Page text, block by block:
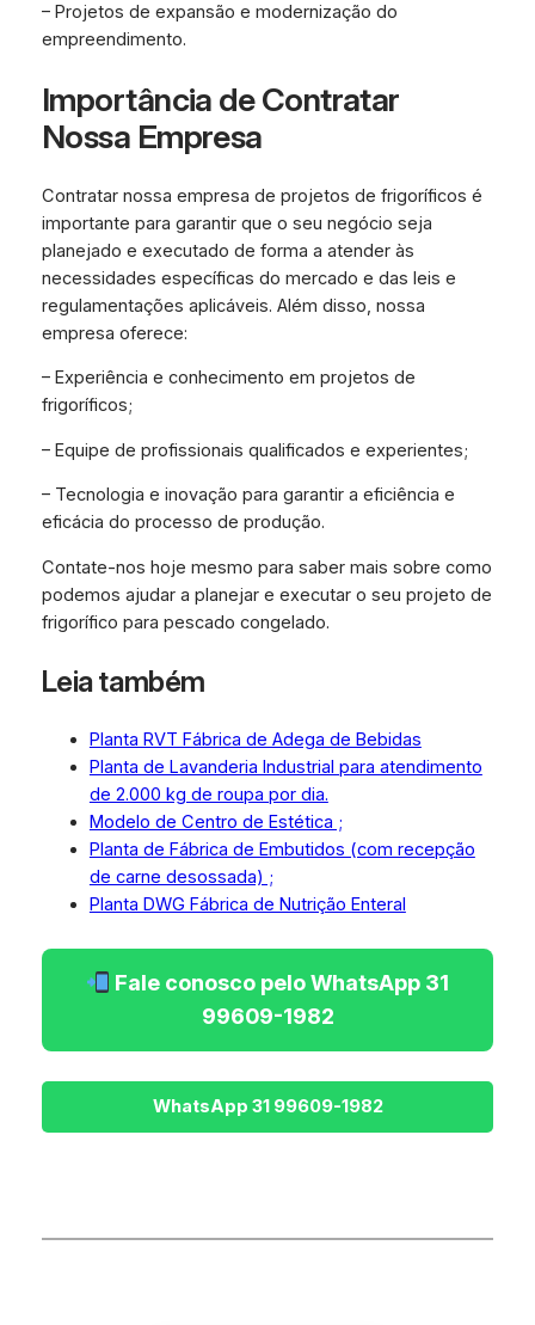
– Projetos de expansão e modernização do
empreendimento.
Importância de Contratar
Nossa Empresa
Contratar nossa empresa de projetos de frigoríficos é
importante para garantir que o seu negócio seja
planejado e executado de forma a atender às
necessidades específicas do mercado e das leis e
regulamentações aplicáveis. Além disso, nossa
empresa oferece:
– Experiência e conhecimento em projetos de
frigoríficos;
– Equipe de profissionais qualificados e experientes;
– Tecnologia e inovação para garantir a eficiência e
eficácia do processo de produção.
Contate-nos hoje mesmo para saber mais sobre como
podemos ajudar a planejar e executar o seu projeto de
frigorífico para pescado congelado.
Leia também
Planta RVT Fábrica de Adega de Bebidas
Planta de Lavanderia Industrial para atendimento
de 2.000 kg de roupa por dia.
Modelo de Centro de Estética ;
Planta de Fábrica de Embutidos (com recepção
de carne desossada) ;
Planta DWG Fábrica de Nutrição Enteral
Fale conosco pelo WhatsApp 31
99609-1982